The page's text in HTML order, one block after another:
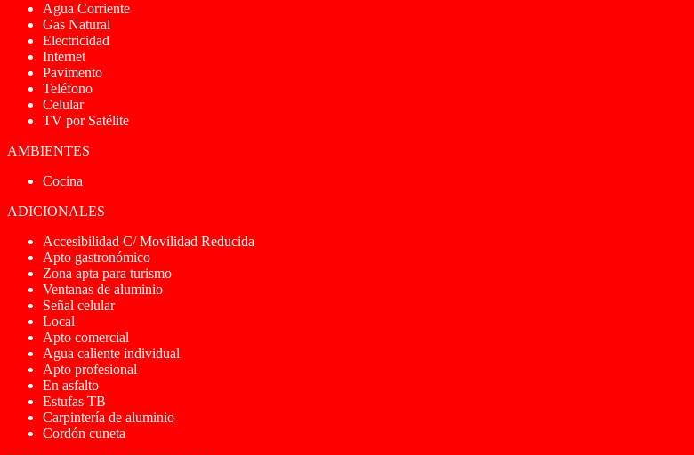
Agua Corriente
Gas Natural
Electricidad
Internet
Pavimento
Teléfono
Celular
TV por Satélite
AMBIENTES
Cocina
ADICIONALES
Accesibilidad C/ Movilidad Reducida
Apto gastronómico
Zona apta para turismo
Ventanas de aluminio
Señal celular
Local
Apto comercial
Agua caliente individual
Apto profesional
En asfalto
Estufas TB
Carpintería de aluminio
Cordón cuneta